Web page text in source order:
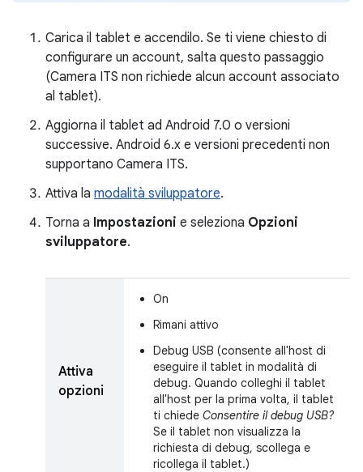
Carica il tablet e accendilo. Se ti viene chiesto di
configurare un account, salta questo passaggio
(Camera ITS non richiede alcun account associato
al tablet).
Aggiorna il tablet ad Android 7.0 o versioni
successive. Android 6.x e versioni precedenti non
supportano Camera ITS.
Attiva la modalità sviluppatore.
Torna a Impostazioni e seleziona Opzioni
sviluppatore.
Attiva
opzioni
On
Rimani attivo
Debug USB (consente all'host di
eseguire il tablet in modalità di
debug. Quando colleghi il tablet
all'host per la prima volta, il tablet
ti chiede Consentire il debug USB?
Se il tablet non visualizza la
richiesta di debug, scollega e
ricollega il tablet.)